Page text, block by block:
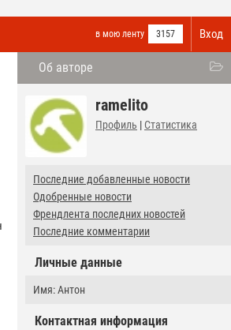
Вход
в мою ленту 3157
Об авторе
ramelito
Профиль | Статистика
Последние добавленные новости
Одобренные новости
Френдлента последних новостей
Последние комментарии
Личные данные
Имя: Антон
Контактная информация